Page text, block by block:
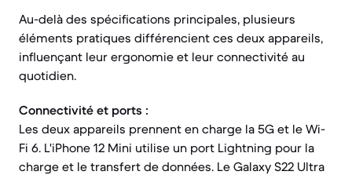
Au-delà des spécifications principales, plusieurs
éléments pratiques différencient ces deux appareils,
influençant leur ergonomie et leur connectivité au
quotidien.
Connectivité et ports :
Les deux appareils prennent en charge la 5G et le Wi-
Fi 6. L'iPhone 12 Mini utilise un port Lightning pour la
charge et le transfert de données. Le Galaxy S22 Ultra